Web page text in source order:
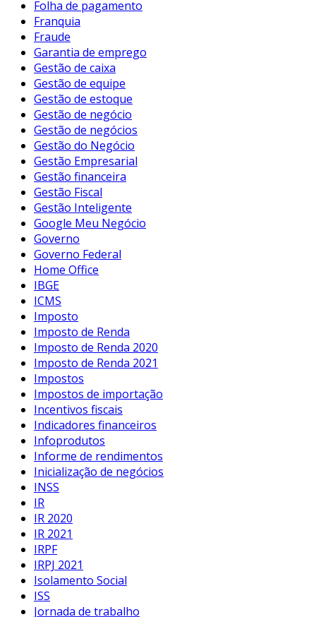
Folha de pagamento
Franquia
Fraude
Garantia de emprego
Gestão de caixa
Gestão de equipe
Gestão de estoque
Gestão de negócio
Gestão de negócios
Gestão do Negócio
Gestão Empresarial
Gestão financeira
Gestão Fiscal
Gestão Inteligente
Google Meu Negócio
Governo
Governo Federal
Home Office
IBGE
ICMS
Imposto
Imposto de Renda
Imposto de Renda 2020
Imposto de Renda 2021
Impostos
Impostos de importação
Incentivos fiscais
Indicadores financeiros
Infoprodutos
Informe de rendimentos
Inicialização de negócios
INSS
IR
IR 2020
IR 2021
IRPF
IRPJ 2021
Isolamento Social
ISS
Jornada de trabalho